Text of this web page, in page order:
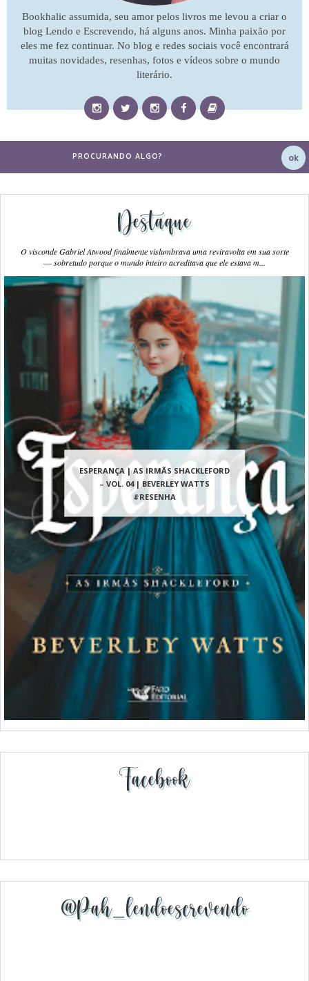
Bookhalic assumida, seu amor pelos livros me levou a criar o
blog Lendo e Escrevendo, há alguns anos. Minha paixão por
eles me fez continuar. No blog e redes sociais você encontrará
muitas novidades, resenhas, fotos e vídeos sobre o mundo
literário.
Destaque
ESPERANÇA | AS IRMÃS SHACKLEFORD
– VOL. 04 | BEVERLEY WATTS
#RESENHA
O visconde Gabriel Atwood finalmente vislumbrava uma reviravolta em sua sorte
― sobretudo porque o mundo inteiro acreditava que ele estava m...
Facebook
@pah_lendoescrevendo